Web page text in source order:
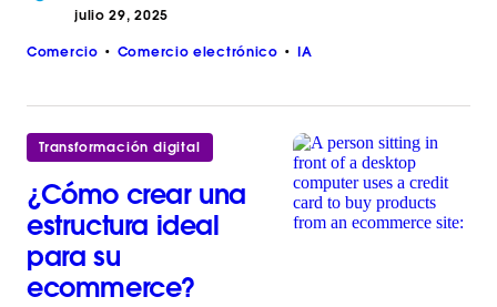
julio 29, 2025
Comercio Comercio electrónico IA
Transformación digital
¿Cómo crear una
estructura ideal
para su
ecommerce?